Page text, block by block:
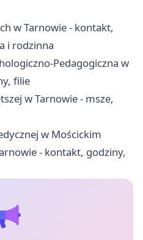
w Tarnowie - kontakt,
i rodzinna
Pedagogiczna w
filie
w Tarnowie - msze,
w Mościckim
- kontakt, godziny,